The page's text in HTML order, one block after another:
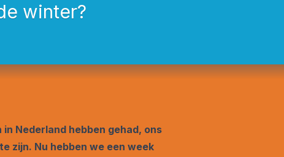
winter?
Nederland hebben gehad, ons
zijn. Nu hebben we een week